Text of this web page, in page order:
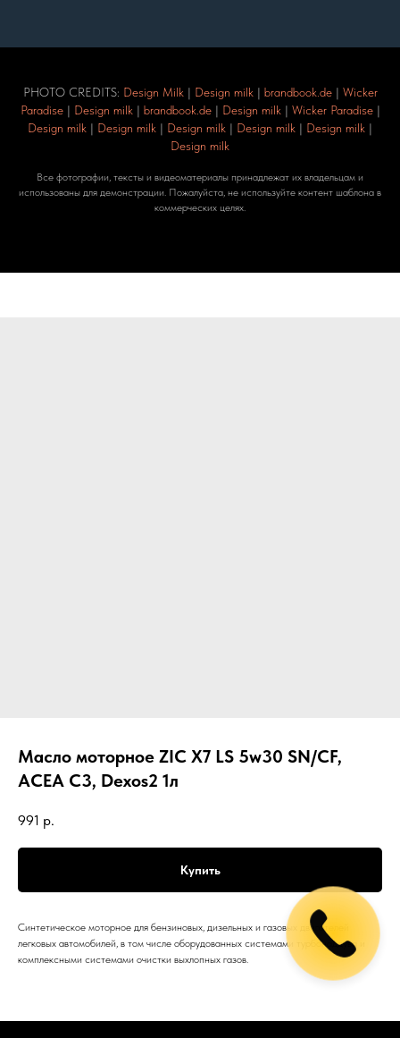
PHOTO CREDITS: Design Milk | Design milk | brandbook.de| Wicker
Paradise| Design milk | brandbook.de| Design milk | Wicker Paradise|
Design milk | Design milk | Design milk | Design milk | Design milk |
Design milk
Все фотографии, тексты и видеоматериалы принадлежат их владельцам и
использованы для демонстрации. Пожалуйста, не используйте контент шаблона в
коммерческих целях.
Масло моторное ZIC X7 LS 5w30 SN/CF,
ACEA C3, Dexos2 1л
991 р.
Купить
Синтетическое моторное для бензиновых, дизельных и газовых двигателей
легковых автомобилей, в том числе оборудованных системами турбонаддува и
комплексными системами очистки выхлопных газов.